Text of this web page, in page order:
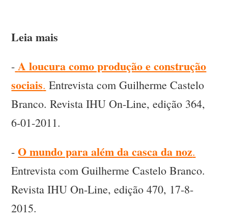
Leia mais
- A loucura como produção e construção
sociais. Entrevista com Guilherme Castelo
Branco. Revista IHU On-Line, edição 364,
6-01-2011.
-O mundo para além da casca da noz.
Entrevista com Guilherme Castelo Branco.
Revista IHU On-Line, edição 470, 17-8-
2015.